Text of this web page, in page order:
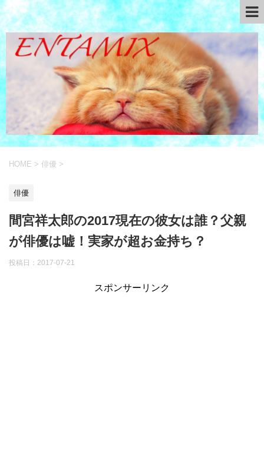
HOME > 俳優 >
俳優
間宮祥太郎の2017現在の彼女は誰？父親
が俳優は嘘！実家が超お金持ち？
投稿日： 2017-07-21
スポンサーリンク